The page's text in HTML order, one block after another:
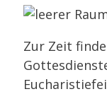
Zur Zeit